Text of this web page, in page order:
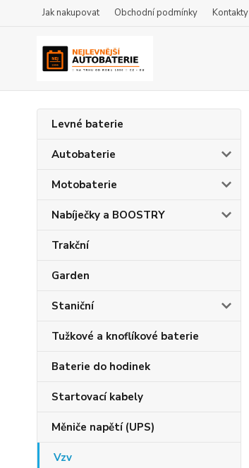
Jak nakupovat Obchodní podmínky Kontakty
Levné baterie
Autobaterie
Motobaterie
Nabíječky a BOOSTRY
Trakční
Garden
Staniční
Tužkové a knoflíkové baterie
Baterie do hodinek
Startovací kabely
Měniče napětí (UPS)
Vzv